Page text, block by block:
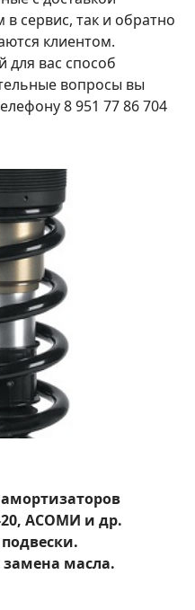
в сервис, так и обратно
клиентом.
для вас способ
вопросы вы
8 951 77 86 704
20, АСОМИ и др.
масла.